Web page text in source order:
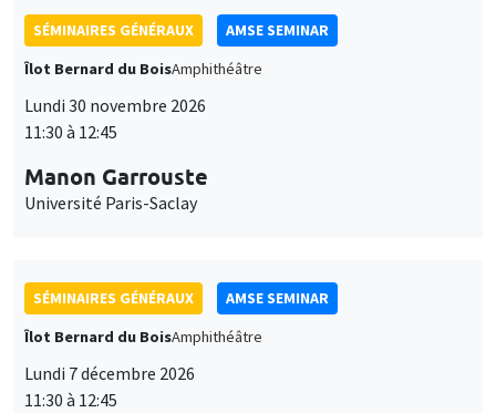
SÉMINAIRES GÉNÉRAUX
AMSE SEMINAR
Îlot Bernard du BoisAmphithéâtre
Lundi 30 novembre 2026
11:30 à 12:45
Manon Garrouste
Université Paris-Saclay
SÉMINAIRES GÉNÉRAUX
AMSE SEMINAR
Îlot Bernard du BoisAmphithéâtre
Lundi 7 décembre 2026
11:30 à 12:45